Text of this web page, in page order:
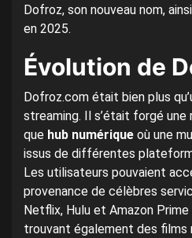
Dofroz, son nouveau nom,
en 2025.
Évolution de
Dofroz.com était bien plus
streaming. Il s’était forgé
que hub numérique où une
issus de différentes
Les utilisateurs pouvaient
provenance de célèbres
Netflix, Hulu et Amazon
trouvant également des films